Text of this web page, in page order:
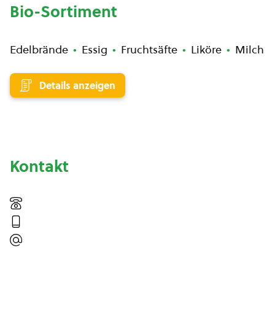
Bio-Sortiment
Edelbrände Essig Fruchtsäfte Liköre Milch
Details anzeigen
Kontakt